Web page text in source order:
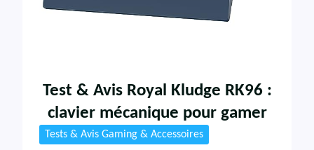
Test & Avis Royal Kludge RK96 :
clavier mécanique pour gamer
Tests & Avis Gaming & Accessoires